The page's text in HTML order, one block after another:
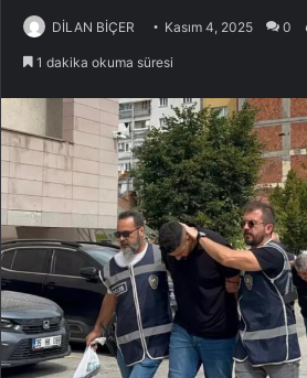
DİLAN BİÇER Kasım 4, 2025 0
1 dakika okuma süresi